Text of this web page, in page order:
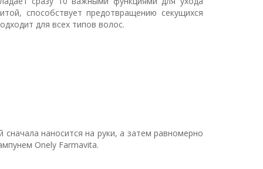
способствует предотвращению секущихся
для всех типов волос.
наносится на руки, а затем равномерно
Onely Farmavita.